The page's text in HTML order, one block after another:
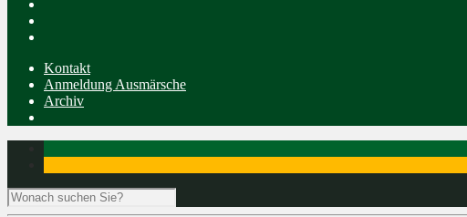
Kontakt
Anmeldung Ausmärsche
Archiv